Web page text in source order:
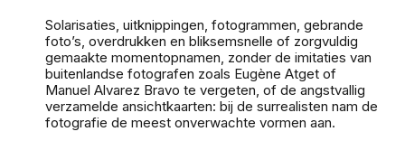
Solarisaties, uitknippingen, fotogrammen, gebrande
foto’s, overdrukken en bliksemsnelle of zorgvuldig
gemaakte momentopnamen, zonder de imitaties van
buitenlandse fotografen zoals Eugène Atget of
Manuel Alvarez Bravo te vergeten, of de angstvallig
verzamelde ansichtkaarten: bij de surrealisten nam de
fotografie de meest onverwachte vormen aan.